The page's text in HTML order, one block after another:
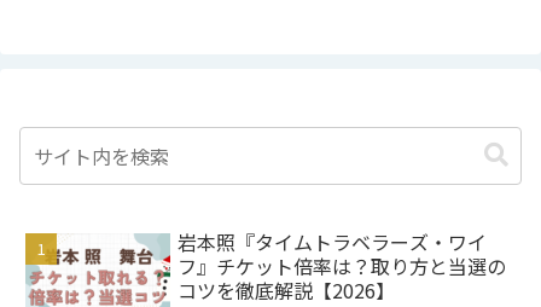
岩本照『タイムトラベラーズ・ワイ
フ』チケット倍率は？取り方と当選の
コツを徹底解説【2026】